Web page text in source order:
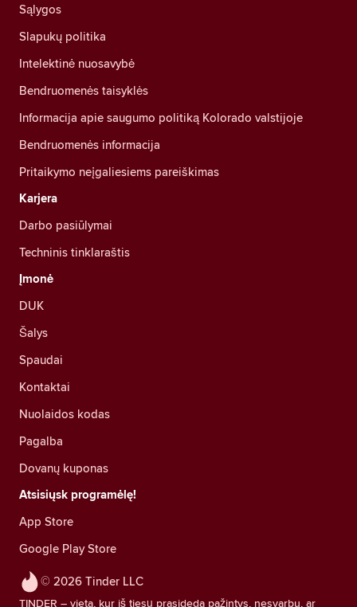
© 2026 Tinder LLC
TINDER – vieta, kur iš tiesų prasideda pažintys, nesvarbu, ar
Sąlygos
Slapukų politika
Intelektinė nuosavybė
Bendruomenės taisyklės
Informacija apie saugumo politiką Kolorado valstijoje
Bendruomenės informacija
Pritaikymo neįgaliesiems pareiškimas
Karjera
Darbo pasiūlymai
Techninis tinklaraštis
Įmonė
DUK
Šalys
Spaudai
Kontaktai
Nuolaidos kodas
Pagalba
Dovanų kuponas
Atsisiųsk programėlę!
App Store
Google Play Store